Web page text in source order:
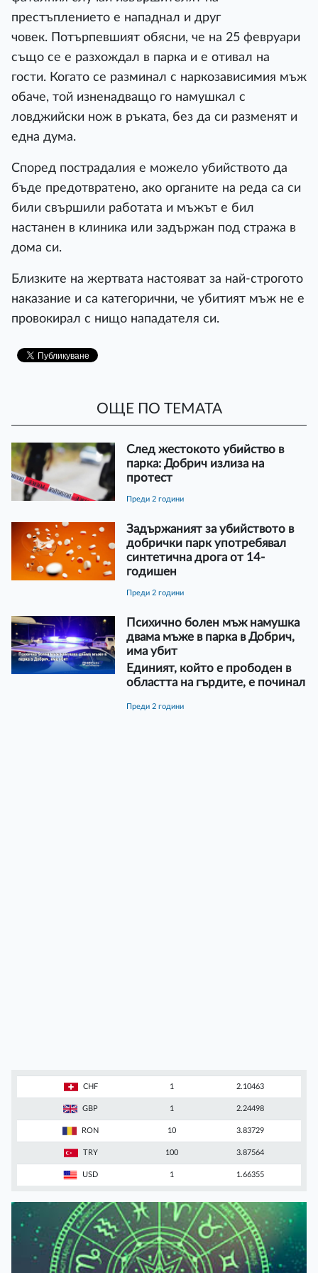
престъплението е нападнал и друг
човек. Потърпевшият обясни, че на 25 февруари
също се е разхождал в парка и е отивал на
гости. Когато се разминал с наркозависимия мъж
обаче, той изненадващо го намушкал с
ловджийски нож в ръката, без да си разменят и
една дума.
Според пострадалия е можело убийството да
бъде предотвратено, ако органите на реда са си
били свършили работата и мъжът е бил
настанен в клиника или задържан под стража в
дома си.
Близките на жертвата настояват за най-строгото
наказание и са категорични, че убитият мъж не е
провокирал с нищо нападателя си.
ОЩЕ ПО ТЕМАТА
След жестокото убийство в
парка: Добрич излиза на
протест
преди 2 години
Задържаният за убийството в
добрички парк употребявал
синтетична дрога от 14-
годишен
преди 2 години
Психично болен мъж намушка
двама мъже в парка в Добрич,
има убит
Единият, който е прободен в
областта на гърдите, е починал
преди 2 години
CHF 1 2.10463
GBP 1 2.24498
RON 10 3.83729
TRY 100 3.87564
USD 1 1.66355